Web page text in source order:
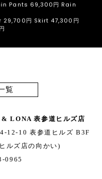
Pants 69,300円 Rain
29,700円 Skirt 47,300円
覧
& LONA表参道ヒルズ店
12-10 表参道ヒルズ B3F
ルズ店の向かい)
0965